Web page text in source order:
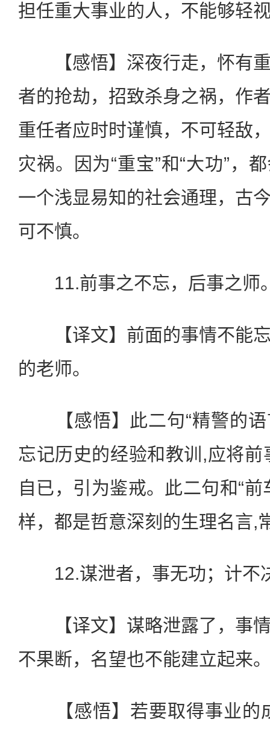
担任重大事业的人，不能够轻
【感悟】深夜行走，怀有重
者的抢劫，招致杀身之祸，作
重任者应时时谨慎，不可轻敌
灾祸。因为“重宝”和“大功”，
一个浅显易知的社会通理，古
可不慎。
11.前事之不忘，后事之师
【译文】前面的事情不能忘
的老师。
【感悟】此二句“精警的语
忘记历史的经验和教训,应将
自已，引为鉴戒。此二句和“
样，都是哲意深刻的生理名言,
12.谋泄者，事无功；计不
【译文】谋略泄露了，事情
不果断，名望也不能建立起来
【感悟】若要取得事业的